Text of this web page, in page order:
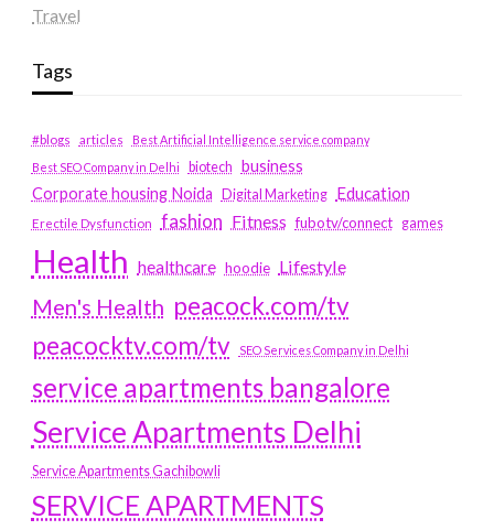
Travel
Tags
#blogs articles
Best Artificial Intelligence service company
Best SEO Company in Delhi
biotech business
Corporate housing Noida
Digital Marketing Education
Erectile Dysfunction fashion Fitness fubotv/connect games
Health healthcare hoodie Lifestyle
Men's Health peacock.com/tv
peacocktv.com/tv
SEO Services Company in Delhi
service apartments bangalore
Service Apartments Delhi
Service Apartments Gachibowli
SERVICE APARTMENTS